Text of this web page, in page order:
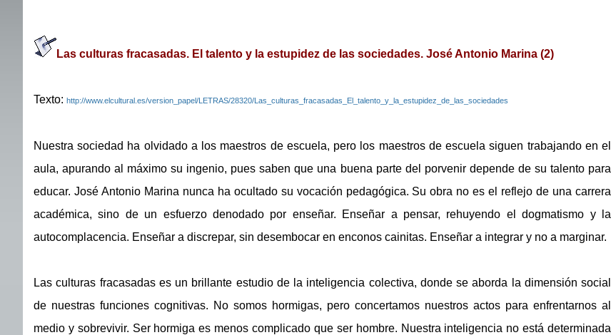
Las culturas fracasadas. El talento y la estupidez de las sociedades. José Antonio Marina (2)
Texto: http://www.elcultural.es/version_papel/LETRAS/28320/Las_culturas_fracasadas_El_talento_y_la_estupidez_de_las_sociedades
Nuestra sociedad ha olvidado a los maestros de escuela, pero los maestros de escuela siguen trabajando en el
aula, apurando al máximo su ingenio, pues saben que una buena parte del porvenir depende de su talento para
educar. José Antonio Marina nunca ha ocultado su vocación pedagógica. Su obra no es el reflejo de una carrera
académica, sino de un esfuerzo denodado por enseñar. Enseñar a pensar, rehuyendo el dogmatismo y la
autocomplacencia. Enseñar a discrepar, sin desembocar en enconos cainitas. Enseñar a integrar y no a marginar.
Las culturas fracasadas es un brillante estudio de la inteligencia colectiva, donde se aborda la dimensión social
de nuestras funciones cognitivas. No somos hormigas, pero concertamos nuestros actos para enfrentarnos al
medio y sobrevivir. Ser hormiga es menos complicado que ser hombre. Nuestra inteligencia no está determinada